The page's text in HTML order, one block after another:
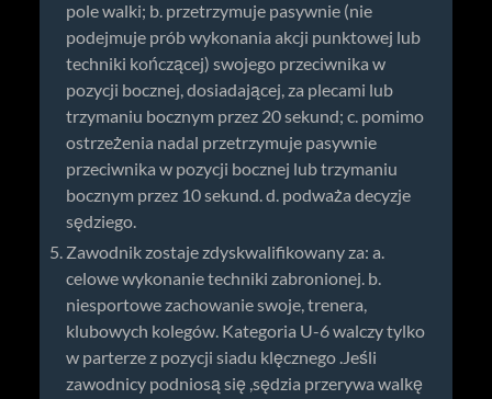
pole walki; b. przetrzymuje pasywnie (nie
podejmuje prób wykonania akcji punktowej lub
techniki kończącej) swojego przeciwnika w
pozycji bocznej, dosiadającej, za plecami lub
trzymaniu bocznym przez 20 sekund; c. pomimo
ostrzeżenia nadal przetrzymuje pasywnie
przeciwnika w pozycji bocznej lub trzymaniu
bocznym przez 10 sekund. d. podważa decyzje
sędziego.
Zawodnik zostaje zdyskwalifikowany za: a.
celowe wykonanie techniki zabronionej. b.
niesportowe zachowanie swoje, trenera,
klubowych kolegów. Kategoria U-6 walczy tylko
w parterze z pozycji siadu klęcznego .Jeśli
zawodnicy podniosą się ,sędzia przerywa walkę